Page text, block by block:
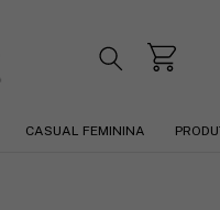
CASUAL FEMININA